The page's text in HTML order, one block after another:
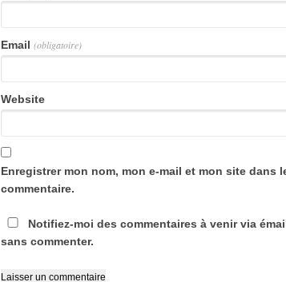
Email (obligatoire)
Website
Enregistrer mon nom, mon e-mail et mon site dans
commentaire.
Notifiez-moi des commentaires à venir via
sans commenter.